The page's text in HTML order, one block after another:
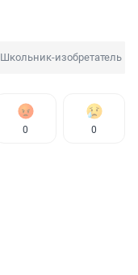
Школьник-изобретатель
0 0